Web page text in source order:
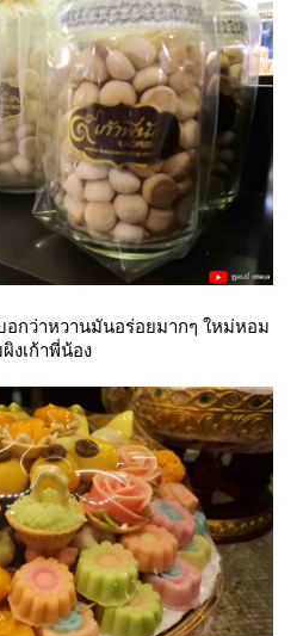
กว่าหวานมันอร่อยมากๆ ใหม่หอม
งเก้าพี่น้อง